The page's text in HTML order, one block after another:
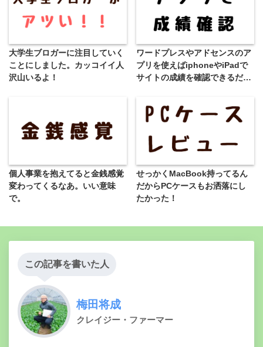
大学生ブロガーに注目していく
ことにしました。カッコイイ人
沢山いるよ！
ワードプレスやアドセンスのア
プリを使えばiphoneやiPadで
サイトの成績を確認できるだな
個人事業を抱えてると金銭感覚
変わってくるなあ。いい意味
で。
せっかくMacBook持ってるん
だからPCケースもお洒落にし
たかった！
この記事を書いた人
梅田将成
クレイジー・ファーマー